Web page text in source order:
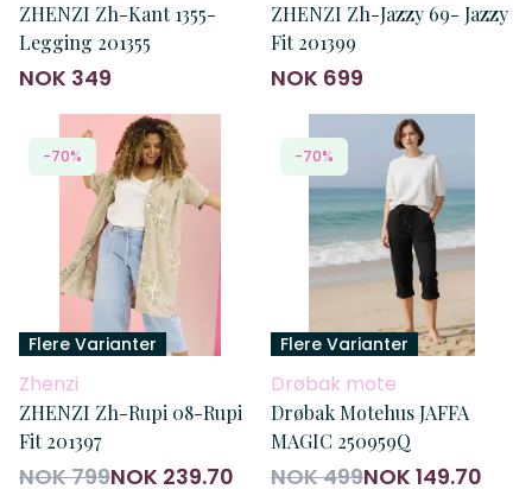
ZHENZI Zh-Kant 1355-
Legging 201355
NOK 349
ZHENZI Zh-Jazzy 69- Jazzy
Fit 201399
NOK 699
-70%
Flere Varianter
Zhenzi
ZHENZI Zh-Rupi 08-Rupi
Fit 201397
NOK 799NOK 239.70
-70%
Flere Varianter
Drøbak mote
Drøbak Motehus JAFFA
MAGIC 250959Q
NOK 499NOK 149.70